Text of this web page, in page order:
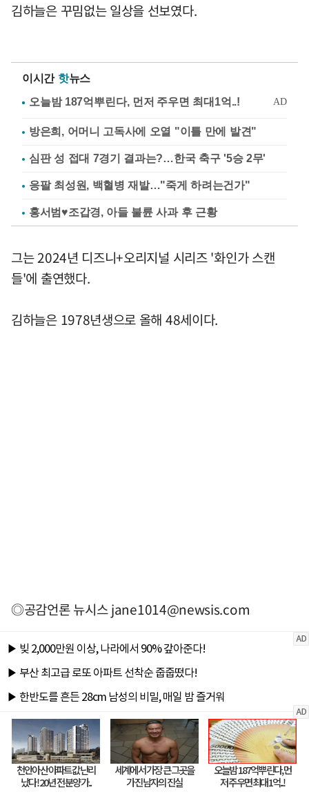
김하늘은 꾸밈없는 일상을 선보였다.
이시간 핫뉴스
방은희, 어머니 고독사에 오열 "이틀 만에 발견"
심판 성 접대 7경기 결과는?…한국 축구 '5승 2무'
응팔 최성원, 백혈병 재발…"죽게 하려는건가"
홍서범♥조갑경, 아들 불륜 사과 후 근황
그는 2024년 디즈니+오리지널 시리즈 '화인가 스캔
들'에 출연했다.
김하늘은 1978년생으로 올해 48세이다.
◎공감언론 뉴시스jane1014@newsis.com